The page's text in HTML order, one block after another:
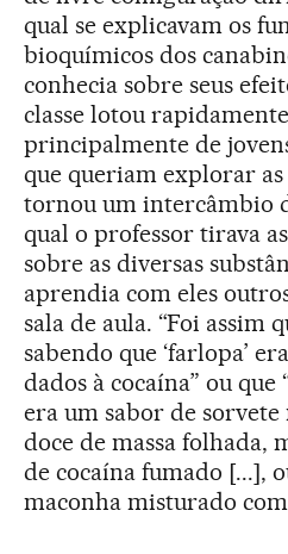
qual se explicavam os
bioquímicos dos
conhecia sobre seus
classe lotou
principalmente de
que queriam explorar as
tornou um intercâmbio
qual o professor tirava
sobre as diversas
aprendia com eles
sala de aula. “Foi assim
sabendo que ‘farlopa’
dados à cocaína” ou que
era um sabor de
doce de massa folhada,
de cocaína fumado [...],
maconha misturado com